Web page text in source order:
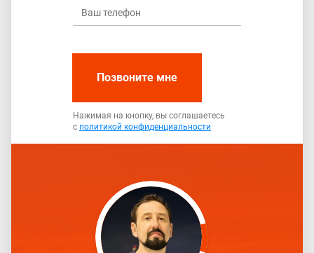
Позвоните мне
Нажимая на кнопку, вы соглашаетесь
с политикой конфиденциальности